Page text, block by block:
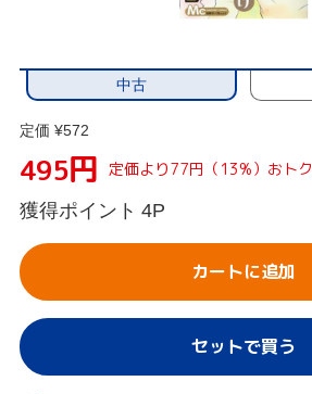
中古
定価 ¥572
495円 定価より77円（13%）おトク
獲得ポイント 4P
カートに追加
セットで買う